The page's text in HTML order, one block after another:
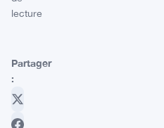
lecture
Partager
: